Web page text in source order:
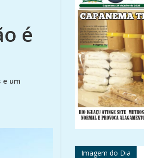
é
e um
Imagem do Dia